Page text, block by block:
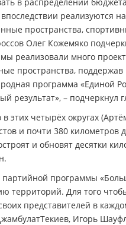
реализуются
пространства,
Олег Кожемяко
реализовали много
пространства,
программа «Единой
результат», – подчеркнул
этих четырёх округах
и почти 380
и обновят десятки
партийной программы
территорий. Для того
представителей в
Игорь